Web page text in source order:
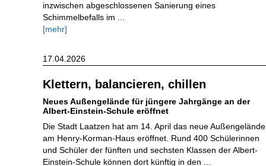
inzwischen abgeschlossenen Sanierung eines
Schimmelbefalls im ...
[mehr]
Klettern, balancieren, chillen
Neues Außengelände für jüngere Jahrgänge an der
Albert-Einstein-Schule eröffnet
Die Stadt Laatzen hat am 14. April das neue Außengelände
am Henry-Korman-Haus eröffnet. Rund 400 Schülerinnen
und Schüler der fünften und sechsten Klassen der Albert-
Einstein-Schule können dort künftig in den ...
17.04.2026